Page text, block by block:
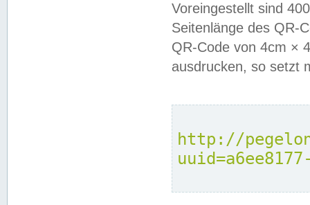
Voreingestellt sind
Seitenlänge des QR-
QR-Code von 4cm ×
ausdrucken, so setzt
http://